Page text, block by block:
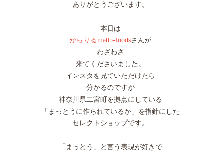
ありがとうございます。
本日は
からりるmatto-foodsさんが
わざわざ
来てくださいました。
インスタを見ていただけたら
分かるのですが
神奈川県二宮町を拠点にしている
「まっとうに作られているか」を指針にした
セレクトショップです。
「まっとう」と言う表現が好きで